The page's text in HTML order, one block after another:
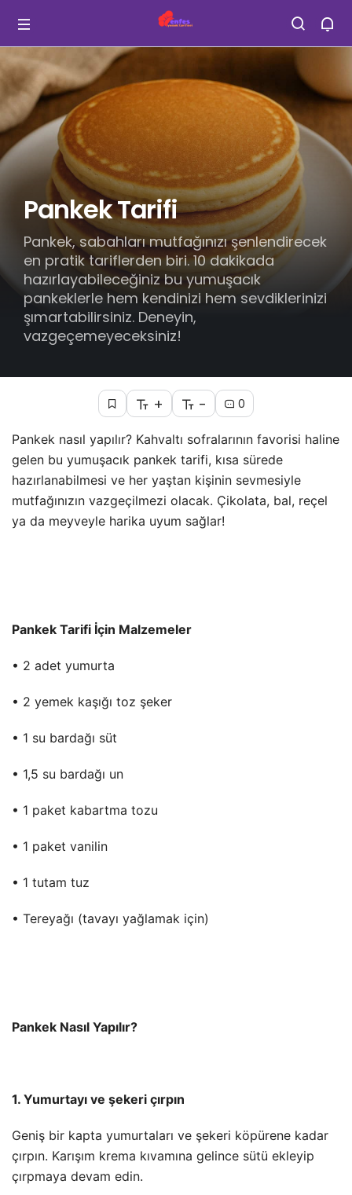
Pankek Tarifi
Pankek, sabahları mutfağınızı şenlendirecek
en pratik tariflerden biri. 10 dakikada
hazırlayabileceğiniz bu yumuşacık
pankeklerle hem kendinizi hem sevdiklerinizi
şımartabilirsiniz. Deneyin,
vazgeçemeyeceksiniz!
+ - 0
Pankek nasıl yapılır? Kahvaltı sofralarının favorisi haline
gelen bu yumuşacık pankek tarifi, kısa sürede
hazırlanabilmesi ve her yaştan kişinin sevmesiyle
mutfağınızın vazgeçilmezi olacak. Çikolata, bal, reçel
ya da meyveyle harika uyum sağlar!
Pankek Tarifi İçin Malzemeler
• 2 adet yumurta
• 2 yemek kaşığı toz şeker
• 1 su bardağı süt
• 1,5 su bardağı un
• 1 paket kabartma tozu
• 1 paket vanilin
• 1 tutam tuz
• Tereyağı (tavayı yağlamak için)
Pankek Nasıl Yapılır?
1. Yumurtayı ve şekeri çırpın
Geniş bir kapta yumurtaları ve şekeri köpürene kadar
çırpın. Karışım krema kıvamına gelince sütü ekleyip
çırpmaya devam edin.